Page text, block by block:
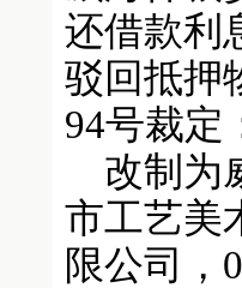
还借款利
驳回抵押
94号裁定
改制为
市工艺美
限公司，